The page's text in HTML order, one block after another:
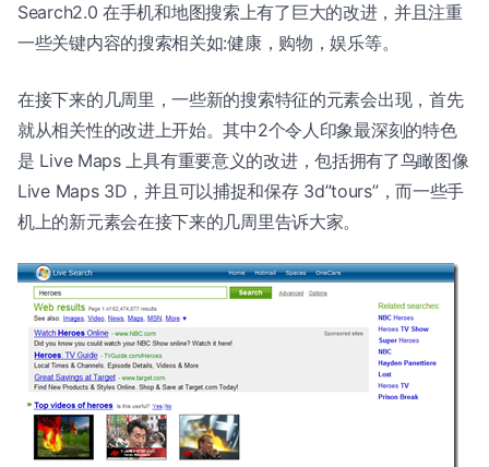
Search2.0 在手机和地图搜索上有了巨大的改进，并且注重
一些关键内容的搜索相关如:健康，购物，娱乐等。
在接下来的几周里，一些新的搜索特征的元素会出现，首先
就从相关性的改进上开始。其中2个令人印象最深刻的特色
是 Live Maps 上具有重要意义的改进，包括拥有了鸟瞰图像
Live Maps 3D，并且可以捕捉和保存 3d”tours”，而一些手
机上的新元素会在接下来的几周里告诉大家。